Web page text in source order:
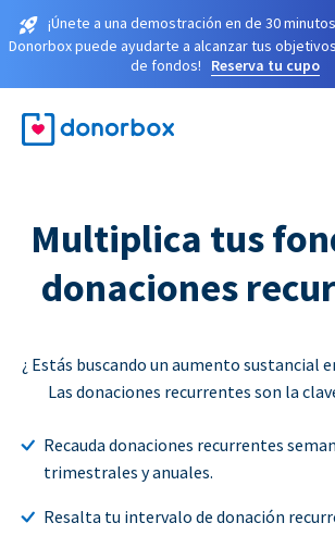
¡Únete a una demostración en de 30
Donorbox puede ayudarte a alcanzar tus
de fondos!
Reserva tu cupo
Multiplica tus
donaciones
¿ Estás buscando un aumento sustancial
Las donaciones recurrentes son la
Recauda donaciones recurrentes
trimestrales y anuales.
Resalta tu intervalo de donación